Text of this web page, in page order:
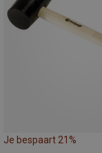
Je bespaart 21%